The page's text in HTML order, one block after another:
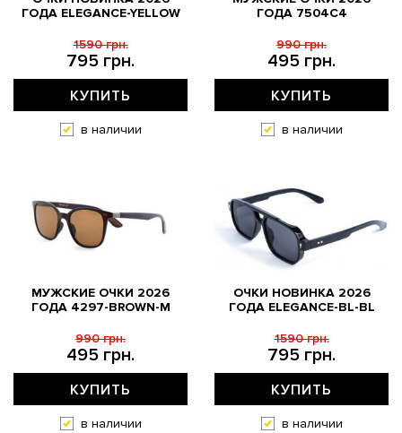
ГОДА ELEGANCE-YELLOW
795 грн.
1590 грн.
КУПИТЬ
в наличии
ГОДА 7504C4
495 грн.
990 грн.
КУПИТЬ
в наличии
МУЖСКИЕ ОЧКИ 2026
ГОДА 4297-BROWN-M
495 грн.
990 грн.
КУПИТЬ
в наличии
ОЧКИ НОВИНКА 2026
ГОДА ELEGANCE-BL-BL
795 грн.
1590 грн.
КУПИТЬ
в наличии